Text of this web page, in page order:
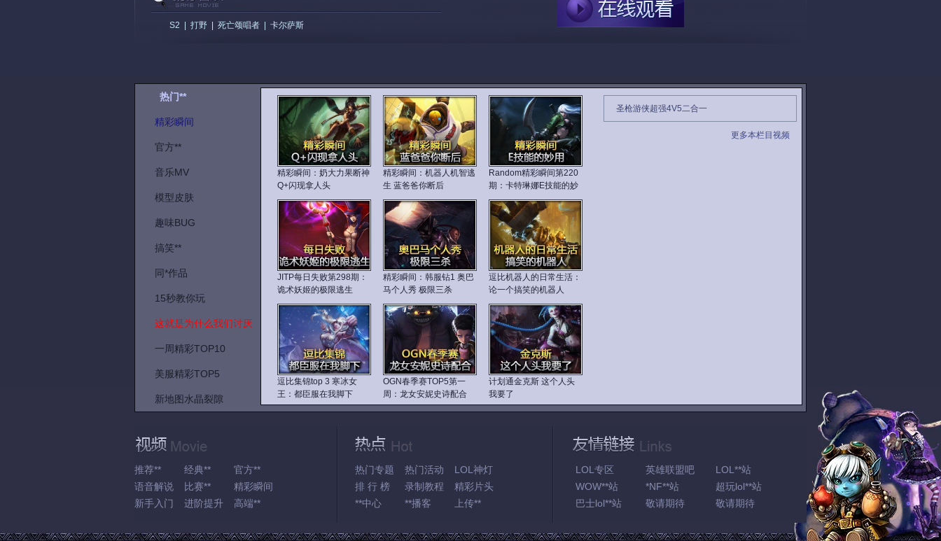
S2 打野 死亡颂唱者 卡尔萨斯
热门**
精彩瞬间
官方**
音乐MV
模型皮肤
趣味BUG
搞笑**
同*作品
15秒教你玩
这就是为什么我们讨厌
一周精彩TOP10
美服精彩TOP5
新地图水晶裂隙
精彩瞬间：奶大力果断神
Q+闪现拿人头
精彩瞬间：机器人机智逃
生 蓝爸爸你断后
Random精彩瞬间第220
期：卡特琳娜E技能的妙
JITP每日失败第298期：
诡术妖姬的极限逃生
精彩瞬间：韩服钻1 奥巴
马个人秀 极限三杀
逗比机器人的日常生活：
论一个搞笑的机器人
逗比集锦top 3 寒冰女
王：都臣服在我脚下
OGN春季赛TOP5第一
周：龙女安妮史诗配合
计划通金克斯 这个人头
我要了
圣枪游侠超强4V5二合一
更多本栏目视频
推荐** 经典**
官方**
语音解说
比赛**
精彩瞬间
新手入门
进阶提升 高端**
热门专题 热门活动
LOL神灯
排 行 榜
录制教程
精彩片头
**中心
**播客 上传**
LOL专区 英雄联盟吧
LOL**站
WOW**站
*NF**站
超玩lol**站
巴士lol**站
敬请期待 敬请期待